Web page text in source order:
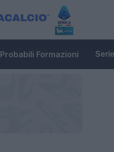
Probabili Formazioni